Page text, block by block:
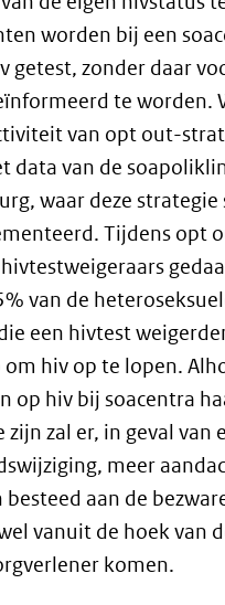
worden bij een
getest, zonder daar
te worden.
van opt out-
data van de
waar deze strategie
Tijdens opt
van de
een hivtest
om hiv op te lopen.
op hiv bij soacentra
zal er, in geval van
meer
aan de
vanuit de hoek van
komen.